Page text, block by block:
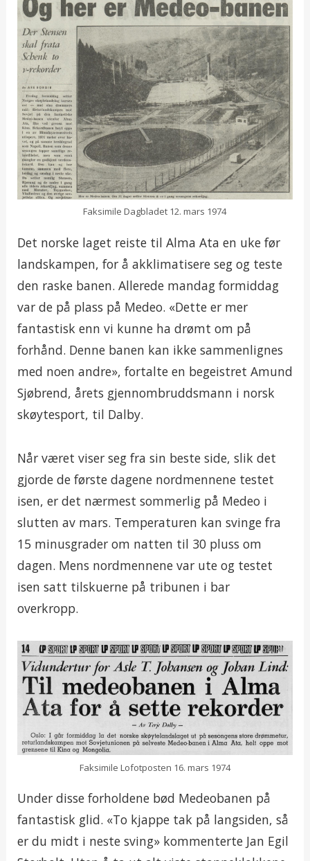
Faksimile Dagbladet 12. mars 1974
Det norske laget reiste til Alma Ata en uke før
landskampen, for å akklimatisere seg og teste
den raske banen. Allerede mandag formiddag
var de på plass på Medeo. «Dette er mer
fantastisk enn vi kunne ha drømt om på
forhånd. Denne banen kan ikke sammenlignes
med noen andre», fortalte en begeistret Amund
Sjøbrend, årets gjennombruddsmann i norsk
skøytesport, til Dalby.
Når været viser seg fra sin beste side, slik det
gjorde de første dagene nordmennene testet
isen, er det nærmest sommerlig på Medeo i
slutten av mars. Temperaturen kan svinge fra
15 minusgrader om natten til 30 pluss om
dagen. Mens nordmennene var ute og testet
isen satt tilskuerne på tribunen i bar
overkropp.
Faksimile Lofotposten 16. mars 1974
Under disse forholdene bød Medeobanen på
fantastisk glid. «To kjappe tak på langsiden, så
er du midt i neste sving» kommenterte Jan Egil